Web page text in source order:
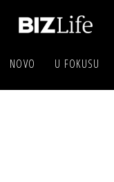
NOVO U FOKUSU